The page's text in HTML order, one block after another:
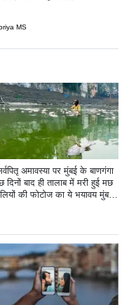
MS
अमावस्या पर मुंबई के बाणगंगा
बाद ही तालाब में मरी हुई मछ
की फोटोज का ये भयावय मुंबई